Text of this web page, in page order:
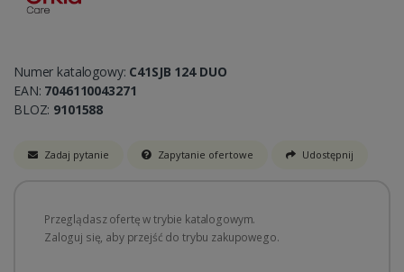
Numer katalogowy: C41SJB 124 DUO
EAN: 7046110043271
BLOZ: 9101588
Zadaj pytanie Zapytanie ofertowe Udostępnij
Przeglądasz ofertę w trybie katalogowym.
Zaloguj się, aby przejść do trybu zakupowego.